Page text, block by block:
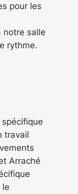
pour les
notre salle
rythme.
spécifique
travail
Arraché
le